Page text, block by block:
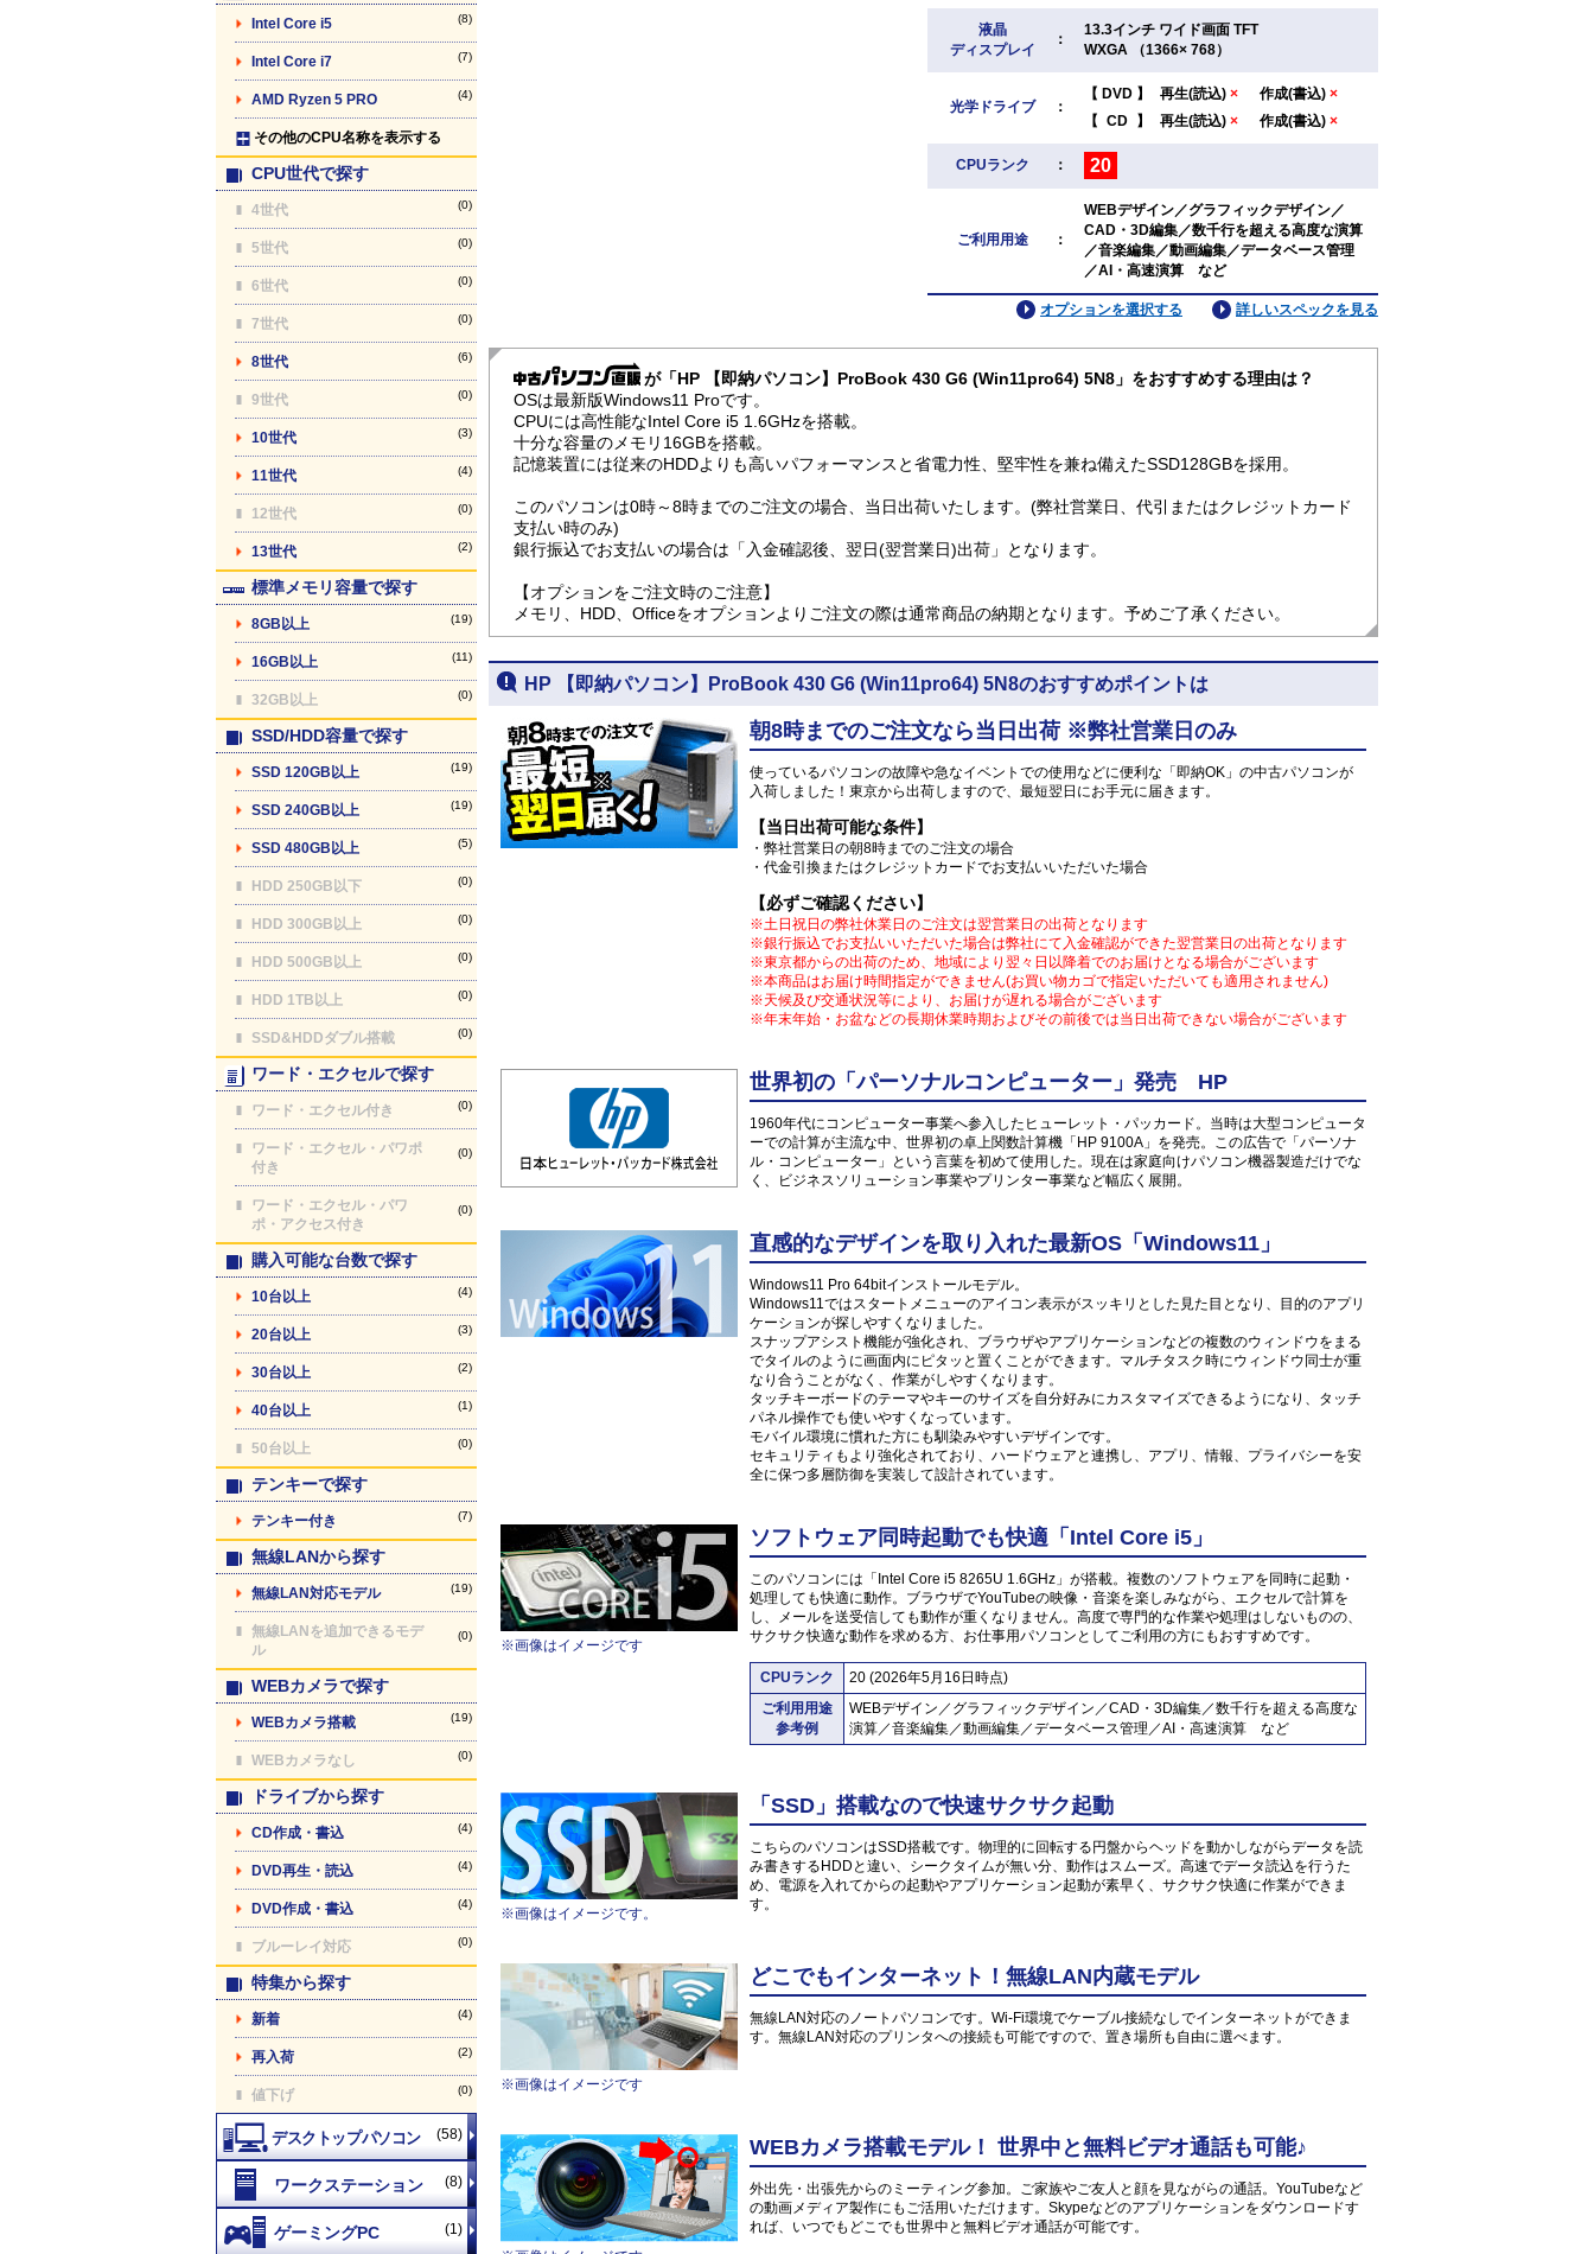
Intel Core i5 (8)
Intel Core i7 (7)
AMD Ryzen 5 PRO (4)
その他のCPU名称を表示する
CPU世代で探す
4世代 (0)
5世代 (0)
6世代 (0)
7世代 (0)
8世代 (6)
9世代 (0)
10世代 (3)
11世代 (4)
12世代 (0)
13世代 (2)
標準メモリ容量で探す
8GB以上 (19)
16GB以上 (11)
32GB以上 (0)
SSD/HDD容量で探す
SSD 120GB以上 (19)
SSD 240GB以上 (19)
SSD 480GB以上 (5)
HDD 250GB以下 (0)
HDD 300GB以上 (0)
HDD 500GB以上 (0)
HDD 1TB以上 (0)
SSD&HDDダブル搭載 (0)
ワード・エクセルで探す
ワード・エクセル付き (0)
ワード・エクセル・パワポ
付き
(0)
ワード・エクセル・パワ
ポ・アクセス付き
(0)
購入可能な台数で探す
10台以上 (4)
20台以上 (3)
30台以上 (2)
40台以上 (1)
50台以上 (0)
テンキーで探す
テンキー付き (7)
無線LANから探す
無線LAN対応モデル (19)
無線LANを追加できるモデ
ル
(0)
WEBカメラで探す
WEBカメラ搭載 (19)
WEBカメラなし (0)
ドライブから探す
CD作成・書込 (4)
DVD再生・読込 (4)
DVD作成・書込 (4)
ブルーレイ対応 (0)
特集から探す
新着 (4)
再入荷 (2)
値下げ (0)
(58)
(8)
(1)
液晶
ディスプレイ
：
13.3インチ ワイド画面 TFT
WXGA （1366× 768）
光学ドライブ ：
【 DVD 】 再生(読込) × 作成(書込) ×
【 CD 】 再生(読込) × 作成(書込) ×
CPUランク ： 20
ご利用用途 ：
WEBデザイン／グラフィックデザイン／
CAD・3D編集／数千行を超える高度な演算
／音楽編集／動画編集／データベース管理
／AI・高速演算 など
詳しいスペックを見る
オプションを選択する
が「HP 【即納パソコン】ProBook 430 G6 (Win11pro64) 5N8」をおすすめする理由は？
OSは最新版Windows11 Proです。
CPUには高性能なIntel Core i5 1.6GHzを搭載。
十分な容量のメモリ16GBを搭載。
記憶装置には従来のHDDよりも高いパフォーマンスと省電力性、堅牢性を兼ね備えたSSD128GBを採用。
このパソコンは0時～8時までのご注文の場合、当日出荷いたします。(弊社営業日、代引またはクレジットカード
支払い時のみ)
銀行振込でお支払いの場合は「入金確認後、翌日(翌営業日)出荷」となります。
【オプションをご注文時のご注意】
メモリ、HDD、Officeをオプションよりご注文の際は通常商品の納期となります。予めご了承ください。
HP 【即納パソコン】ProBook 430 G6 (Win11pro64) 5N8のおすすめポイントは
朝8時までのご注文なら当日出荷 ※弊社営業日のみ
使っているパソコンの故障や急なイベントでの使用などに便利な「即納OK」の中古パソコンが
入荷しました！東京から出荷しますので、最短翌日にお手元に届きます。
【当日出荷可能な条件】
・弊社営業日の朝8時までのご注文の場合
・代金引換またはクレジットカードでお支払いいただいた場合
【必ずご確認ください】
※土日祝日の弊社休業日のご注文は翌営業日の出荷となります
※銀行振込でお支払いいただいた場合は弊社にて入金確認ができた翌営業日の出荷となります
※東京都からの出荷のため、地域により翌々日以降着でのお届けとなる場合がございます
※本商品はお届け時間指定ができません(お買い物カゴで指定いただいても適用されません)
※天候及び交通状況等により、お届けが遅れる場合がございます
※年末年始・お盆などの長期休業時期およびその前後では当日出荷できない場合がございます
世界初の「パーソナルコンピューター」発売 HP
1960年代にコンピューター事業へ参入したヒューレット・パッカード。当時は大型コンピュータ
ーでの計算が主流な中、世界初の卓上関数計算機「HP 9100A」を発売。この広告で「パーソナ
ル・コンピューター」という言葉を初めて使用した。現在は家庭向けパソコン機器製造だけでな
く、ビジネスソリューション事業やプリンター事業など幅広く展開。
直感的なデザインを取り入れた最新OS「Windows11」
Windows11 Pro 64bitインストールモデル。
Windows11ではスタートメニューのアイコン表示がスッキリとした見た目となり、目的のアプリ
ケーションが探しやすくなりました。
スナップアシスト機能が強化され、ブラウザやアプリケーションなどの複数のウィンドウをまる
でタイルのように画面内にピタッと置くことができます。マルチタスク時にウィンドウ同士が重
なり合うことがなく、作業がしやすくなります。
タッチキーボードのテーマやキーのサイズを自分好みにカスタマイズできるようになり、タッチ
パネル操作でも使いやすくなっています。
モバイル環境に慣れた方にも馴染みやすいデザインです。
セキュリティもより強化されており、ハードウェアと連携し、アプリ、情報、プライバシーを安
全に保つ多層防御を実装して設計されています。
※画像はイメージです
ソフトウェア同時起動でも快適「Intel Core i5」
このパソコンには「Intel Core i5 8265U 1.6GHz」が搭載。複数のソフトウェアを同時に起動・
処理しても快適に動作。ブラウザでYouTubeの映像・音楽を楽しみながら、エクセルで計算を
し、メールを送受信しても動作が重くなりません。高度で専門的な作業や処理はしないものの、
サクサク快適な動作を求める方、お仕事用パソコンとしてご利用の方にもおすすめです。
CPUランク
20 (2026年5月16日時点)
ご利用用途
参考例
WEBデザイン／グラフィックデザイン／CAD・3D編集／数千行を超える高度な
演算／音楽編集／動画編集／データベース管理／AI・高速演算 など
※画像はイメージです。
「SSD」搭載なので快速サクサク起動
こちらのパソコンはSSD搭載です。物理的に回転する円盤からヘッドを動かしながらデータを読
み書きするHDDと違い、シークタイムが無い分、動作はスムーズ。高速でデータ読込を行うた
め、電源を入れてからの起動やアプリケーション起動が素早く、サクサク快適に作業ができま
す。
※画像はイメージです
どこでもインターネット！無線LAN内蔵モデル
無線LAN対応のノートパソコンです。Wi-Fi環境でケーブル接続なしでインターネットができま
す。無線LAN対応のプリンタへの接続も可能ですので、置き場所も自由に選べます。
WEBカメラ搭載モデル！ 世界中と無料ビデオ通話も可能♪
外出先・出張先からのミーティング参加。ご家族やご友人と顔を見ながらの通話。YouTubeなど
の動画メディア製作にもご活用いただけます。Skypeなどのアプリケーションをダウンロードす
れば、いつでもどこでも世界中と無料ビデオ通話が可能です。